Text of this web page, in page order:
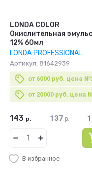
LONDA COLOR
Окислительная
12% 60мл
LONDA PROFESSIONAL
Артикул: 81642939
от 6000 руб. цена
от 20000 руб. цена
143 р. 137 р.
В избранное